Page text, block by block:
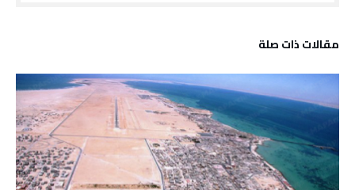
‫مقالات ذات صلة‬